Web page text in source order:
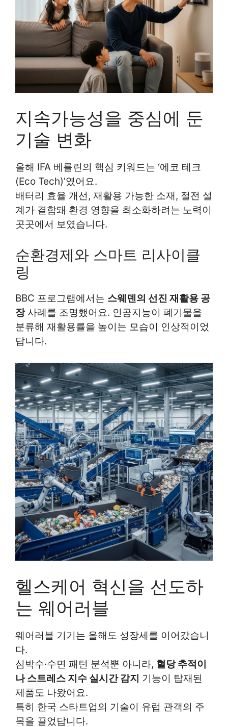
지속가능성을 중심에 둔
기술 변화
올해 IFA 베를린의 핵심 키워드는 ‘에코 테크
(Eco Tech)’였어요.
배터리 효율 개선, 재활용 가능한 소재, 절전 설
계가 결합돼 환경 영향을 최소화하려는 노력이
곳곳에서 보였습니다.
순환경제와 스마트 리사이클
링
BBC 프로그램에서는 스웨덴의 선진 재활용 공
장사례를 조명했어요. 인공지능이 폐기물을
분류해 재활용률을 높이는 모습이 인상적이었
답니다.
헬스케어 혁신을 선도하
는 웨어러블
웨어러블 기기는 올해도 성장세를 이어갔습니
다.
심박수·수면 패턴 분석뿐 아니라, 혈당 추적이
나 스트레스 지수 실시간 감지 기능이 탑재된
제품도 나왔어요.
특히 한국 스타트업의 기술이 유럽 관객의 주
목을 끌었답니다.